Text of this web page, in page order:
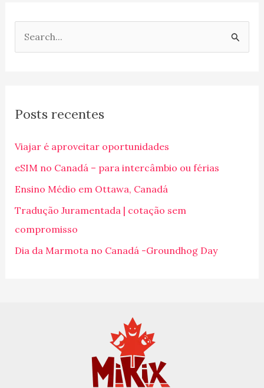
u
s
a
r
p
o
r
Posts recentes
Viajar é aproveitar oportunidades
eSIM no Canadá – para intercâmbio ou férias
Ensino Médio em Ottawa, Canadá
Tradução Juramentada | cotação sem
compromisso
Dia da Marmota no Canadá -Groundhog Day